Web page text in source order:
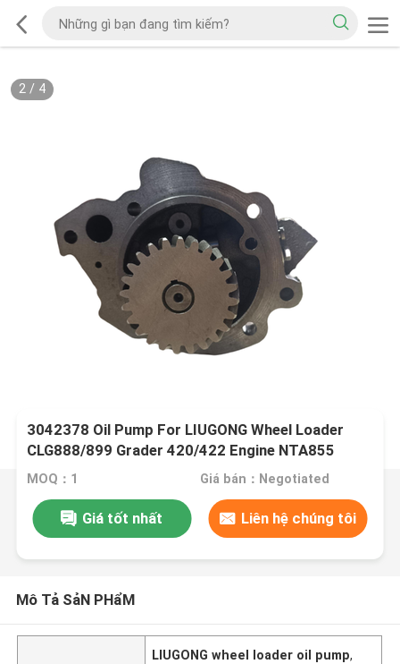
2/ 4
3042378 Oil Pump For LIUGONG Wheel Loader
CLG888/899 Grader 420/422 Engine NTA855
Dozer SD22、SD23
MOQ：1 Giá bán：Negotiated
Giá tốt nhất Liên hệ chúng tôi
Mô Tả SảN PHẩM
LIUGONG wheel loader oil pump,